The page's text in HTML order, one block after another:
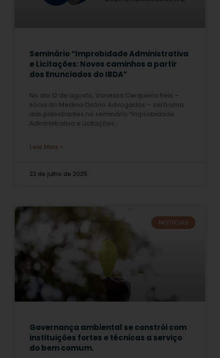
Seminário “Improbidade Administrativa
e Licitações: Novos caminhos a partir
dos Enunciados do IBDA”
No dia 12 de agosto, Vanessa Cerqueira Reis –
sócia do Medina Osório Advogados – será uma
das palestrantes no seminário “Improbidade
Administrativa e Licitações:
Leia Mais »
22 de julho de 2025
NOTÍCIAS
Governança ambiental se constrói com
instituições fortes e técnicas a serviço
do bem comum.